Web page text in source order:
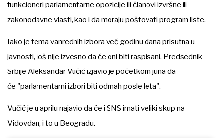
funkcioneri parlamentarne opozicije ili članovi izvršne ili
zakonodavne vlasti, kao i da moraju poštovati program liste.
Iako je tema vanrednih izbora već godinu dana prisutna u
javnosti, još nije izvesno da će oni biti raspisani. Predsednik
Srbije Aleksandar Vučić izjavio je početkom juna da
će "parlamentarni izbori biti odmah posle leta".
Vučić je u aprilu najavio da će i SNS imati veliki skup na
Vidovdan, i to u Beogradu.